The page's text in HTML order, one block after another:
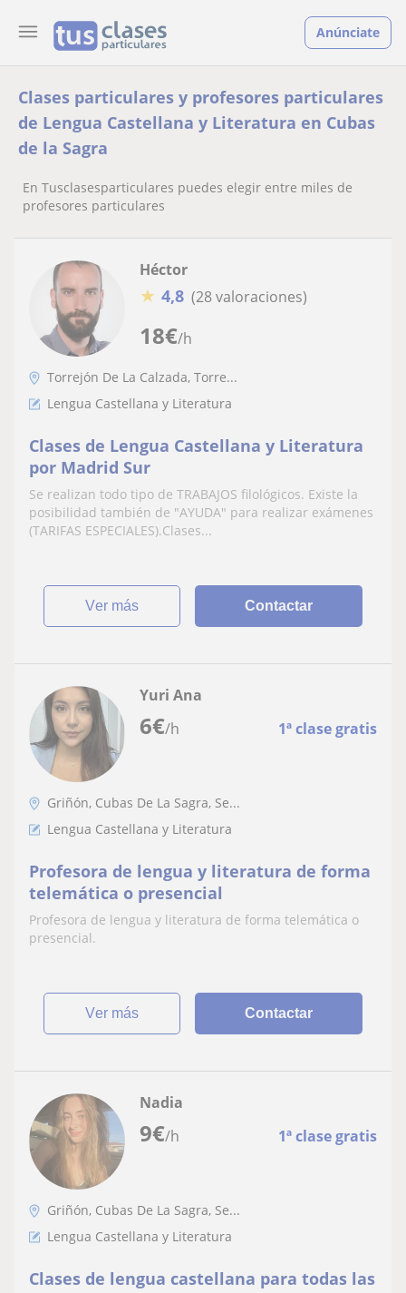
Anúnciate
Clases particulares y profesores particulares
de Lengua Castellana y Literatura en Cubas
de la Sagra
En Tusclasesparticulares puedes elegir entre miles de
profesores particulares
18€/h
Héctor
★ 4,8 (28 valoraciones)
Torrejón De La Calzada, Torre...
Lengua Castellana y Literatura
Clases de Lengua Castellana y Literatura
por Madrid Sur
Se realizan todo tipo de TRABAJOS filológicos. Existe la
posibilidad también de "AYUDA" para realizar exámenes
(TARIFAS ESPECIALES).Clases...
ver más Contactar
6€/h 1ª clase gratis
Yuri Ana
Griñón, Cubas De La Sagra, Se...
Lengua Castellana y Literatura
Profesora de lengua y literatura de forma
telemática o presencial
Profesora de lengua y literatura de forma telemática o
presencial.
ver más Contactar
9€/h 1ª clase gratis
Nadia
Griñón, Cubas De La Sagra, Se...
Lengua Castellana y Literatura
Clases de lengua castellana para todas las